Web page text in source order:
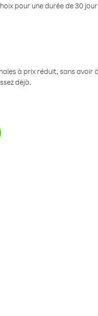
pour une durée de 30
à prix réduit, sans avoir à
déjà.